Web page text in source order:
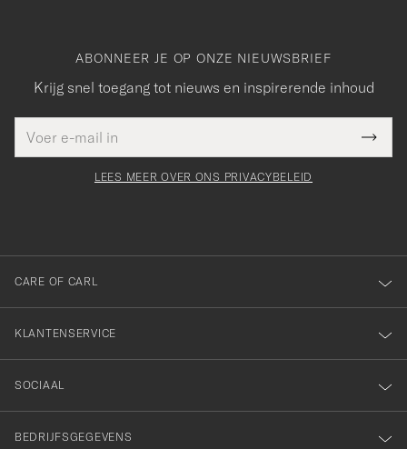
ABONNEER JE OP ONZE NIEUWSBRIEF
Krijg snel toegang tot nieuws en inspirerende inhoud
mailadres
veldBedankt
voor
onze
nieuwsbrief!
LEES MEER OVER ONS PRIVACYBELEID
CARE OF CARL
KLANTENSERVICE
SOCIAAL
BEDRIJFSGEGEVENS